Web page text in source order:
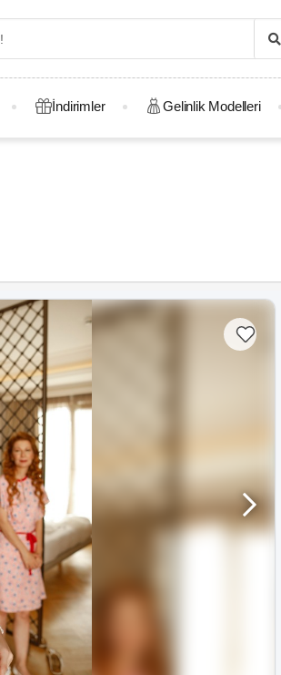
İndirimler Gelinlik Modelleri